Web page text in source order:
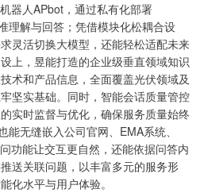
器人APbot，通过私有化部署
理解与回答；凭借模块化松耦合设
灵活切换大模型，还能轻松适配未来
上，昱能打造的企业级垂直领域知识
术和产品信息，全面覆盖光伏领域及
坚实基础。同时，智能会话质量管控
实时监督与优化，确保服务质量始终
无缝嵌入公司官网、EMA系统、
功能让交互更自然，还能依据问答内
送关联问题，以丰富多元的服务形
化水平与用户体验。